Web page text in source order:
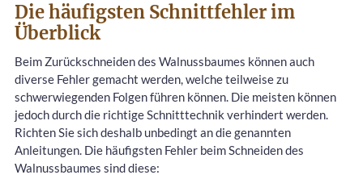
Die häufigsten Schnittfehler im
Überblick
Beim Zurückschneiden des Walnussbaumes können auch
diverse Fehler gemacht werden, welche teilweise zu
schwerwiegenden Folgen führen können. Die meisten können
jedoch durch die richtige Schnitttechnik verhindert werden.
Richten Sie sich deshalb unbedingt an die genannten
Anleitungen. Die häufigsten Fehler beim Schneiden des
Walnussbaumes sind diese: